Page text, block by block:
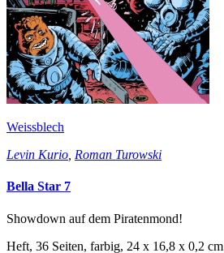
Weissblech
Levin Kurio Roman Turowski
Bella Star 7
Showdown auf dem Piratenmond!
Heft, 36 Seiten, farbig, 24 x 16,8 x 0,2 cm